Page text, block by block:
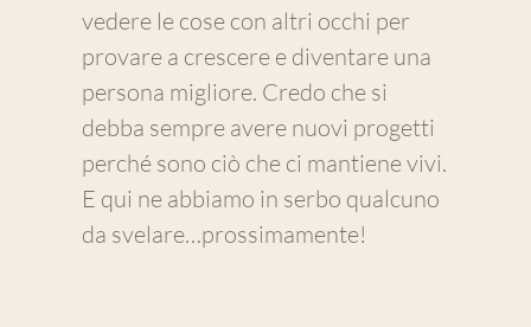
vedere le cose con altri occhi per
provare a crescere e diventare una
persona migliore. Credo che si
debba sempre avere nuovi progetti
perché sono ciò che ci mantiene vivi.
E qui ne abbiamo in serbo qualcuno
da svelare…prossimamente!